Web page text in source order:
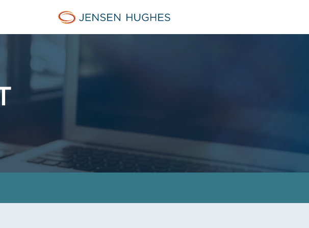
Jensen Hughes Danish